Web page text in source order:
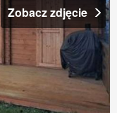
Zobacz zdjęcie